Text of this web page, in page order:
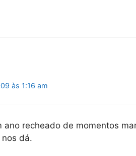
às 1:16 am
ano recheado de momentos
dá.